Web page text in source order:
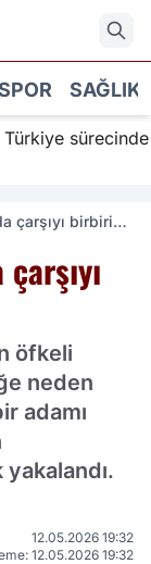
SAĞLIK
sürecinde yeni
çarşıyı birbirine
öfkeli
neden
adamı
12.05.2026 19:32
12.05.2026 19:32